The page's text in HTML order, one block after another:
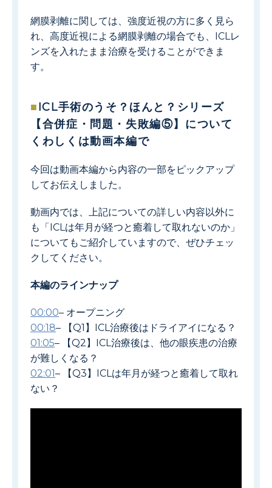
網膜剥離に関しては、強度近視の方に多く見ら
れ、高度近視による網膜剥離の場合でも、ICLレ
ンズを入れたまま治療を受けることができま
す。
ICL手術のうそ？ほんと？シリーズ
【合併症・問題・失敗編⑤】について
くわしくは動画本編で
今回は動画本編から内容の一部をピックアップ
してお伝えしました。
動画内では、上記についての詳しい内容以外に
も「ICLは年月が経つと癒着して取れないのか」
についてもご紹介していますので、ぜひチェッ
クしてください。
本編のラインナップ
00:00– オープニング
00:18– 【Q1】ICL治療後はドライアイになる？
01:05– 【Q2】ICL治療後は、他の眼疾患の治療
が難しくなる？
02:01– 【Q3】ICLは年月が経つと癒着して取れ
ない？